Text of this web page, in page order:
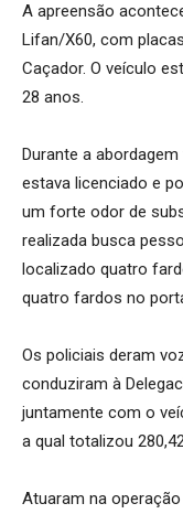
A apreensão
Lifan/X60, com
Caçador. O veículo
28 anos.
Durante a
estava licenciado e
um forte odor de
realizada busca
localizado quatro
quatro fardos no
Os policiais deram
conduziram à
juntamente com o
a qual totalizou
Atuaram na